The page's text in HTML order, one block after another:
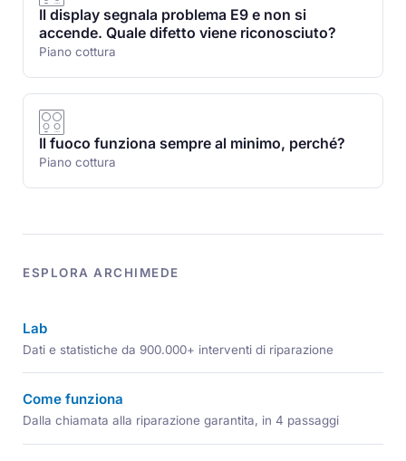
Il display segnala problema E9 e non si
accende. Quale difetto viene riconosciuto?
Piano cottura
Il fuoco funziona sempre al minimo, perché?
Piano cottura
ESPLORA ARCHIMEDE
Lab
Dati e statistiche da 900.000+ interventi di riparazione
Come funziona
Dalla chiamata alla riparazione garantita, in 4 passaggi